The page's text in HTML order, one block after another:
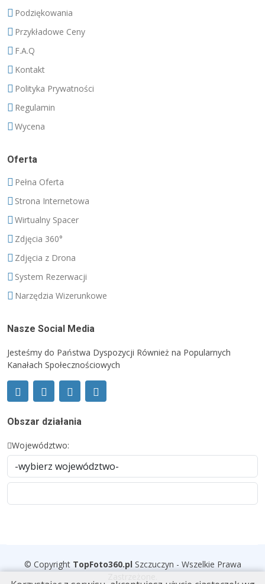
Podziękowania
Przykładowe Ceny
F.A.Q
Kontakt
Polityka Prywatności
Regulamin
Wycena
Oferta
Pełna Oferta
Strona Internetowa
Wirtualny Spacer
Zdjęcia 360°
Zdjęcia z Drona
System Rezerwacji
Narzędzia Wizerunkowe
Nasze Social Media
Jesteśmy do Państwa Dyspozycji Również na Popularnych
Kanałach Społecznościowych
Obszar działania
Województwo:
© Copyright TopFoto360.plSzczuczyn - Wszelkie Prawa